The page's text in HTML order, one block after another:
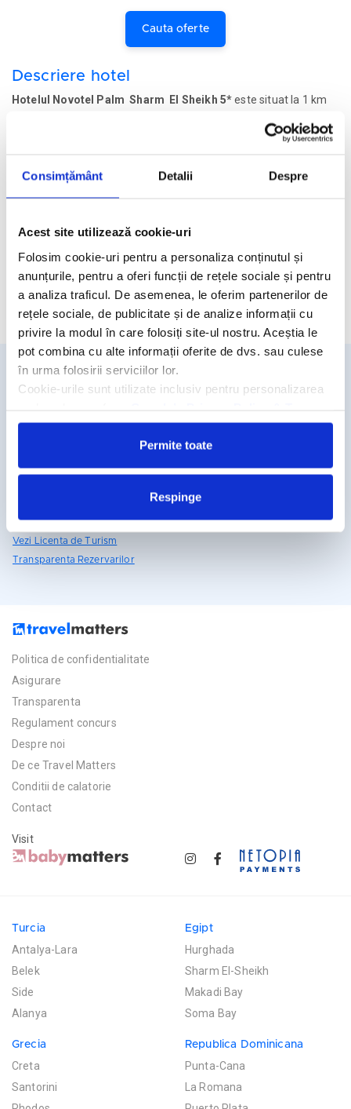
Consimțământ Detalii Despre
Acest site utilizează cookie-uri
Folosim cookie-uri pentru a personaliza conținutul și
anunțurile, pentru a oferi funcții de rețele sociale și pentru
a analiza traficul. De asemenea, le oferim partenerilor de
rețele sociale, de publicitate și de analize informații cu
privire la modul în care folosiți site-ul nostru. Aceștia le
pot combina cu alte informații oferite de dvs. sau culese
în urma folosirii serviciilor lor.
Cookie-urile sunt utilizate inclusiv pentru personalizarea
Permite toate
Respinge
Cauta oferte
Descriere hotel
Hotelul Novotel Palm Sharm El Sheikh 5*este situat la 1 km
egipteana Sharm El Sheikh, la 12 km de aeroport si la 25 d ekm
Facilitati hotel
Camere hotel
Masa:All Inclusive.
Cere oferta personalizata
Detalii si rezervari
031.438.18.53
rezervari@travelmatters.ro
Licente TravelMatters
Vezi Asigurarea de Turism
Vezi Licenta de Turism
Transparenta Rezervarilor
Politica de confidentialitate
Asigurare
Transparenta
Regulament concurs
Despre noi
De ce Travel Matters
Conditii de calatorie
Contact
Visit
Turcia
Antalya-Lara
Belek
Side
Alanya
Egipt
Hurghada
Sharm El-Sheikh
Makadi Bay
Soma Bay
Grecia
Creta
Santorini
Republica Dominicana
Punta-Cana
La Romana